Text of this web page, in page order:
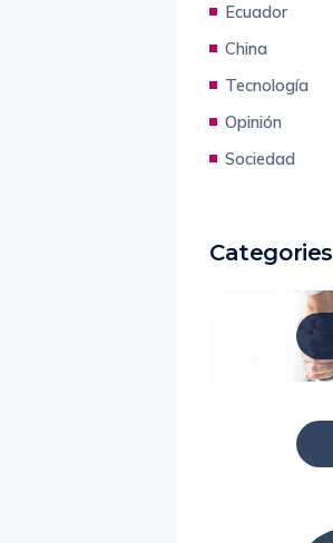
Ecuador
China
Tecnología
Opinión
Sociedad
Categories